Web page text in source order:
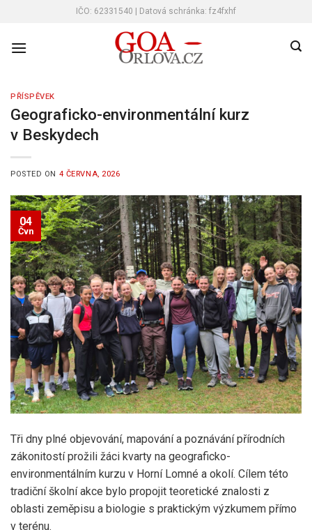
content
IČO: 62331540 | Datová schránka: fz4fxhf
PŘÍSPĚVEK
Geograficko-environmentální kurz
v Beskydech
POSTED ON 4 ČERVNA, 2026
04
Čvn
Tři dny plné objevování, mapování a poznávání přírodních
zákonitostí prožili žáci kvarty na geograficko-
environmentálním kurzu v Horní Lomné a okolí. Cílem této
tradiční školní akce bylo propojit teoretické znalosti z
oblasti zeměpisu a biologie s praktickým výzkumem přímo
v terénu.